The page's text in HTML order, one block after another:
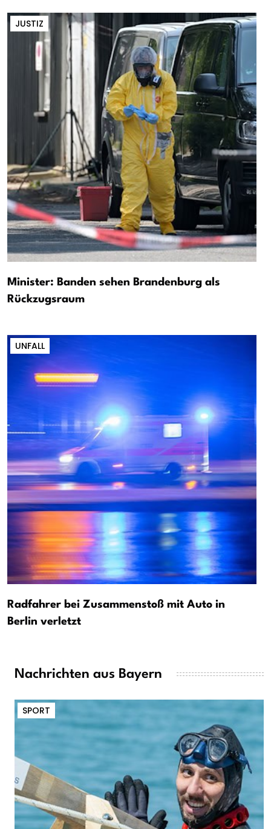
JUSTIZ
Minister: Banden sehen Brandenburg als
Rückzugsraum
UNFALL
Radfahrer bei Zusammenstoß mit Auto in
Berlin verletzt
Nachrichten aus Bayern
SPORT